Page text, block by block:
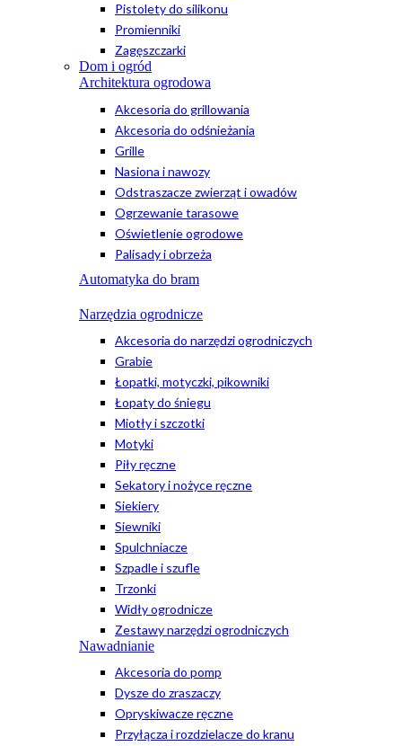
Pistolety do silikonu
Promienniki
Zagęszczarki
Dom i ogród
Architektura ogrodowa
Akcesoria do grillowania
Akcesoria do odśnieżania
Grille
Nasiona i nawozy
Odstraszacze zwierząt i owadów
Ogrzewanie tarasowe
Oświetlenie ogrodowe
Palisady i obrzeża
Automatyka do bram
Narzędzia ogrodnicze
Akcesoria do narzędzi ogrodniczych
Grabie
Łopatki, motyczki, pikowniki
Łopaty do śniegu
Miotły i szczotki
Motyki
Piły ręczne
Sekatory i nożyce ręczne
Siekiery
Siewniki
Spulchniacze
Szpadle i szufle
Trzonki
Widły ogrodnicze
Zestawy narzędzi ogrodniczych
Nawadnianie
Akcesoria do pomp
Dysze do zraszaczy
Opryskiwacze ręczne
Przyłącza i rozdzielacze do kranu